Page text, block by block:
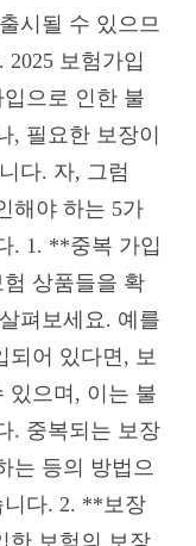
시될 수 있으므
보험가입
으로 인한 불
, 필요한 보장이
다. 자, 그럼
해야 하는 5가
. 1. **중복 가입
상품들을 확
펴보세요. 예를
되어 있다면, 보
있으며, 이는 불
. 중복되는 보장
는 등의 방법으
니다. 2. **보장
한 보험의 보장